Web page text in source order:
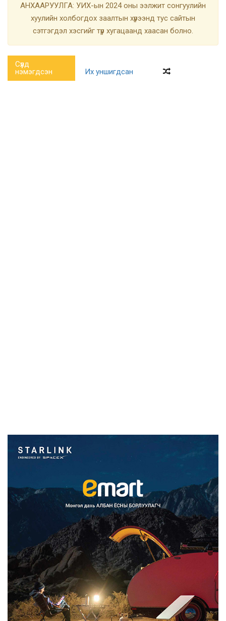
АНХААРУУЛГА: УИХ-ын 2024 оны ээлжит сонгуулийн
хуулийн холбогдох заалтын хүрээнд тус сайтын
сэтгэгдэл хэсгийг түр хугацаанд хаасан болно.
Сүүлд
нэмэгдсэн
Их уншигдсан